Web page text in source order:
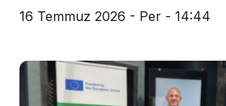
16 Temmuz 2026 - Per - 14:44